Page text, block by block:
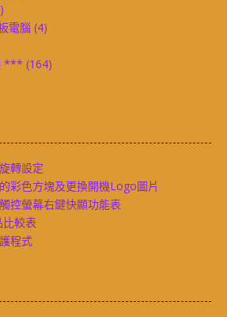
電腦 (4)
*** (164)
轉設定
彩色方塊及更換開機Logo圖片
控螢幕右鍵快顯功能表
較表
程式